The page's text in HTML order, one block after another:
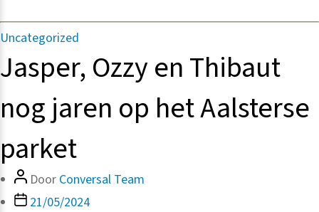
Categorieën
Uncategorized
Jasper, Ozzy en Thibaut
nog jaren op het Aalsterse
parket
Bericht
auteur
Door Conversal Team
Berichtdatum
21/05/2024